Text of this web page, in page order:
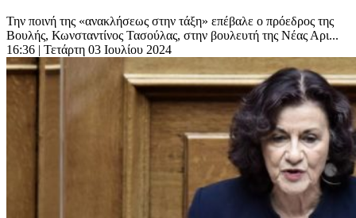
Την ποινή της «ανακλήσεως στην τάξη» επέβαλε ο πρόεδρος της
Βουλής, Κωνσταντίνος Τασούλας, στην βουλευτή της Νέας Αρι...
16:36 | Τετάρτη 03 Ιουλίου 2024